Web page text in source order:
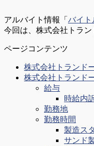
アルバイト情報「 バイト
今回は、株式会社トラ
ページコンテンツ
株式会社トランド
株式会社トランド
給与
時給内
勤務地
勤務時間
製造ス
サンド